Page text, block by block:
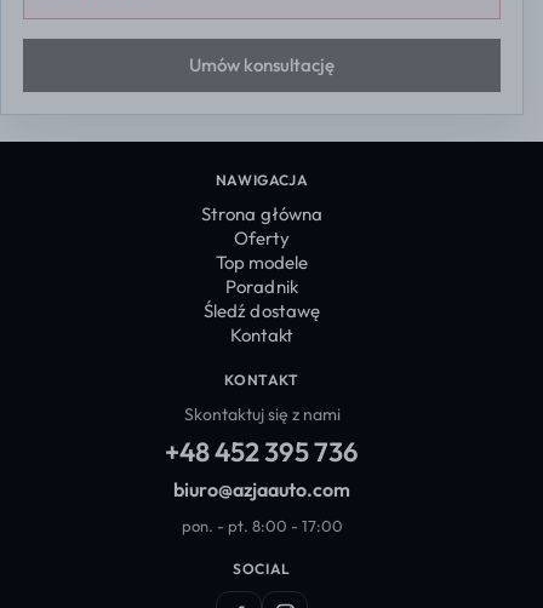
Umów konsultację
NAWIGACJA
Strona główna
Oferty
Top modele
Poradnik
Śledź dostawę
Kontakt
KONTAKT
Skontaktuj się z nami
+48 452 395 736
biuro@azjaauto.com
pon. - pt. 8:00 - 17:00
SOCIAL